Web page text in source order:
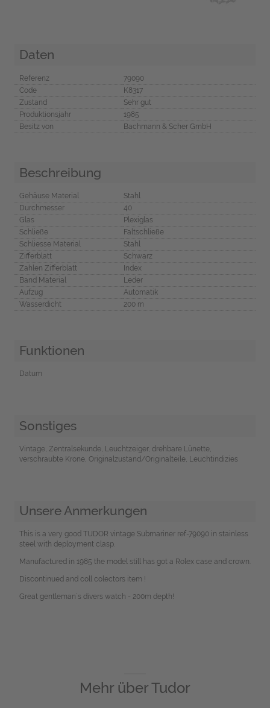
Daten
Referenz
79090
Code
K8317
Zustand
Sehr gut
Produktionsjahr
1985
Besitz von
Bachmann & Scher GmbH
Beschreibung
Gehäuse Material
Stahl
Durchmesser
40
Glas
Plexiglas
Schließe
Faltschließe
Schliesse Material
Stahl
Zifferblatt
Schwarz
Zahlen Zifferblatt
Index
Band Material
Leder
Aufzug
Automatik
Wasserdicht
200 m
Funktionen
Datum
Sonstiges
Vintage, Zentralsekunde, Leuchtzeiger, drehbare Lünette,
verschraubte Krone, Originalzustand/Originalteile, Leuchtindizies
Unsere Anmerkungen
This is a very good TUDOR vintage Submariner ref-79090 in stainless
steel with deployment clasp.
Manufactured in 1985 the model still has got a Rolex case and crown.
Discontinued and coll colectors item !
Great gentleman´s divers watch - 200m depth!
Mehr überTudor